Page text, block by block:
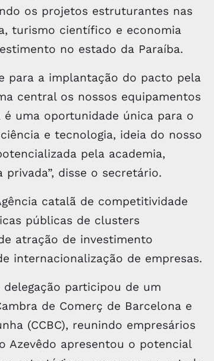
os projetos estruturantes nas
turismo científico e economia
no estado da Paraíba.
para a implantação do pacto pela
central os nossos equipamentos
uma oportunidade única para o
e tecnologia, ideia do nosso
pela academia,
disse o secretário.
catalã de competitividade
públicas de clusters
atração de investimento
internacionalização de empresas.
participou de um
de Comerç de Barcelona e
(CCBC), reunindo empresários
Azevêdo apresentou o potencial